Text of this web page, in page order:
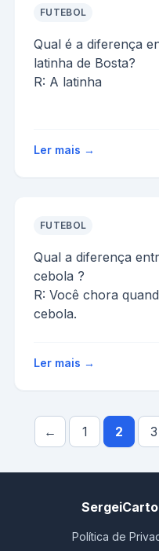
FUTEBOL
Qual é a diferença
latinha de Bosta?
R: A latinha
Ler mais →
FUTEBOL
Qual a diferença
cebola ?
R: Você chora
cebola.
Ler mais →
← 1 2 3
Política de